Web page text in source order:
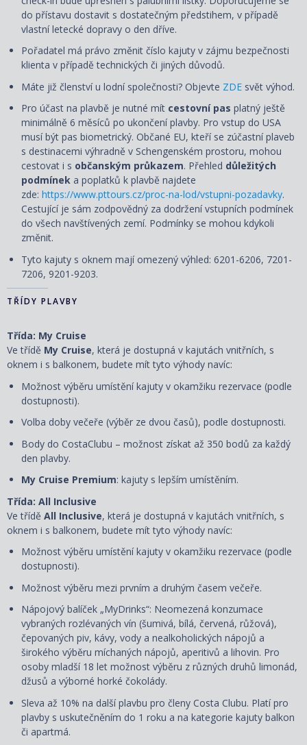
do přístavu dostavit s dostatečným předstihem, v případě
vlastní letecké dopravy o den dříve.
Pořadatel má právo změnit číslo kajuty v zájmu bezpečnosti
klienta v případě technických či jiných důvodů.
Máte již členství u lodní společnosti? Objevte ZDE svět výhod.
Pro účast na plavbě je nutné mít cestovní pas platný ještě
minimálně 6 měsíců po ukončení plavby. Pro vstup do USA
musí být pas biometrický. Občané EU, kteří se zúčastní plaveb
s destinacemi výhradně v Schengenském prostoru, mohou
cestovat i s občanským průkazem. Přehled důležitých
podmínek a poplatků k plavbě najdete
zde: https://www.pttours.cz/proc-na-lod/vstupni-pozadavky.
Cestující je sám zodpovědný za dodržení vstupních podmínek
do všech navštívených zemí. Podmínky se mohou kdykoli
změnit.
Tyto kajuty s oknem mají omezený výhled: 6201-6206, 7201-
7206, 9201-9203.
TŘÍDY PLAVBY
Třída: My Cruise
Ve třídě My Cruise, která je dostupná v kajutách vnitřních, s
oknem i s balkonem, budete mít tyto výhody navíc:
Možnost výběru umístění kajuty v okamžiku rezervace (podle
dostupnosti).
Volba doby večeře (výběr ze dvou časů), podle dostupnosti.
Body do CostaClubu – možnost získat až 350 bodů za každý
den plavby.
My Cruise Premium: kajuty s lepším umístěním.
Třída: All Inclusive
Ve třídě All Inclusive, která je dostupná v kajutách vnitřních, s
oknem i s balkonem, budete mít tyto výhody navíc:
Možnost výběru umístění kajuty v okamžiku rezervace (podle
dostupnosti).
Možnost výběru mezi prvním a druhým časem večeře.
Nápojový balíček „MyDrinks“: Neomezená konzumace
vybraných rozlévaných vín (šumivá, bílá, červená, růžová),
čepovaných piv, kávy, vody a nealkoholických nápojů a
širokého výběru míchaných nápojů, aperitivů a lihovin. Pro
osoby mladší 18 let možnost výběru z různých druhů limonád,
džusů a výborné horké čokolády.
Sleva až 10% na další plavbu pro členy Costa Clubu. Platí pro
plavby s uskutečněním do 1 roku a na kategorie kajuty balkon
či apartmá.